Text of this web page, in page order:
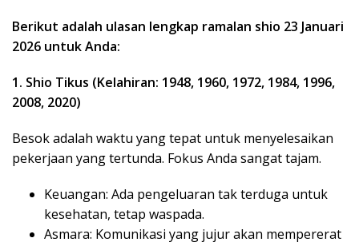
Berikut adalah ulasan lengkap ramalan shio 23 Januari
2026 untuk Anda:
1. Shio Tikus (Kelahiran: 1948, 1960, 1972, 1984, 1996,
2008, 2020)
Besok adalah waktu yang tepat untuk menyelesaikan
pekerjaan yang tertunda. Fokus Anda sangat tajam.
Keuangan: Ada pengeluaran tak terduga untuk
kesehatan, tetap waspada.
Asmara: Komunikasi yang jujur akan mempererat